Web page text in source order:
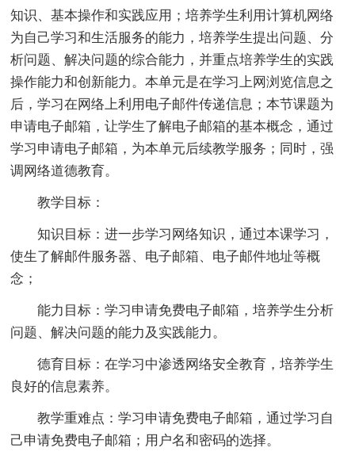
知识、基本操作和实践应用；培养学生利用计算机网络
为自己学习和生活服务的能力，培养学生提出问题、分
析问题、解决问题的综合能力，并重点培养学生的实践
操作能力和创新能力。本单元是在学习上网浏览信息之
后，学习在网络上利用电子邮件传递信息；本节课题为
申请电子邮箱，让学生了解电子邮箱的基本概念，通过
学习申请电子邮箱，为本单元后续教学服务；同时，强
调网络道德教育。
教学目标：
知识目标：进一步学习网络知识，通过本课学习，
使生了解邮件服务器、电子邮箱、电子邮件地址等概
念；
能力目标：学习申请免费电子邮箱，培养学生分析
问题、解决问题的能力及实践能力。
德育目标：在学习中渗透网络安全教育，培养学生
良好的信息素养。
教学重难点：学习申请免费电子邮箱，通过学习自
己申请免费电子邮箱；用户名和密码的选择。